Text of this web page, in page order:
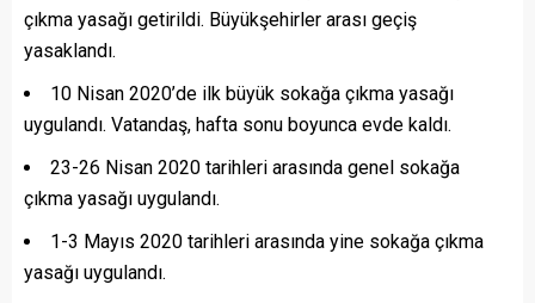
çıkma yasağı getirildi. Büyükşehirler arası geçiş
yasaklandı.
10 Nisan 2020’de ilk büyük sokağa çıkma yasağı
uygulandı. Vatandaş, hafta sonu boyunca evde kaldı.
23-26 Nisan 2020 tarihleri arasında genel sokağa
çıkma yasağı uygulandı.
1-3 Mayıs 2020 tarihleri arasında yine sokağa çıkma
yasağı uygulandı.